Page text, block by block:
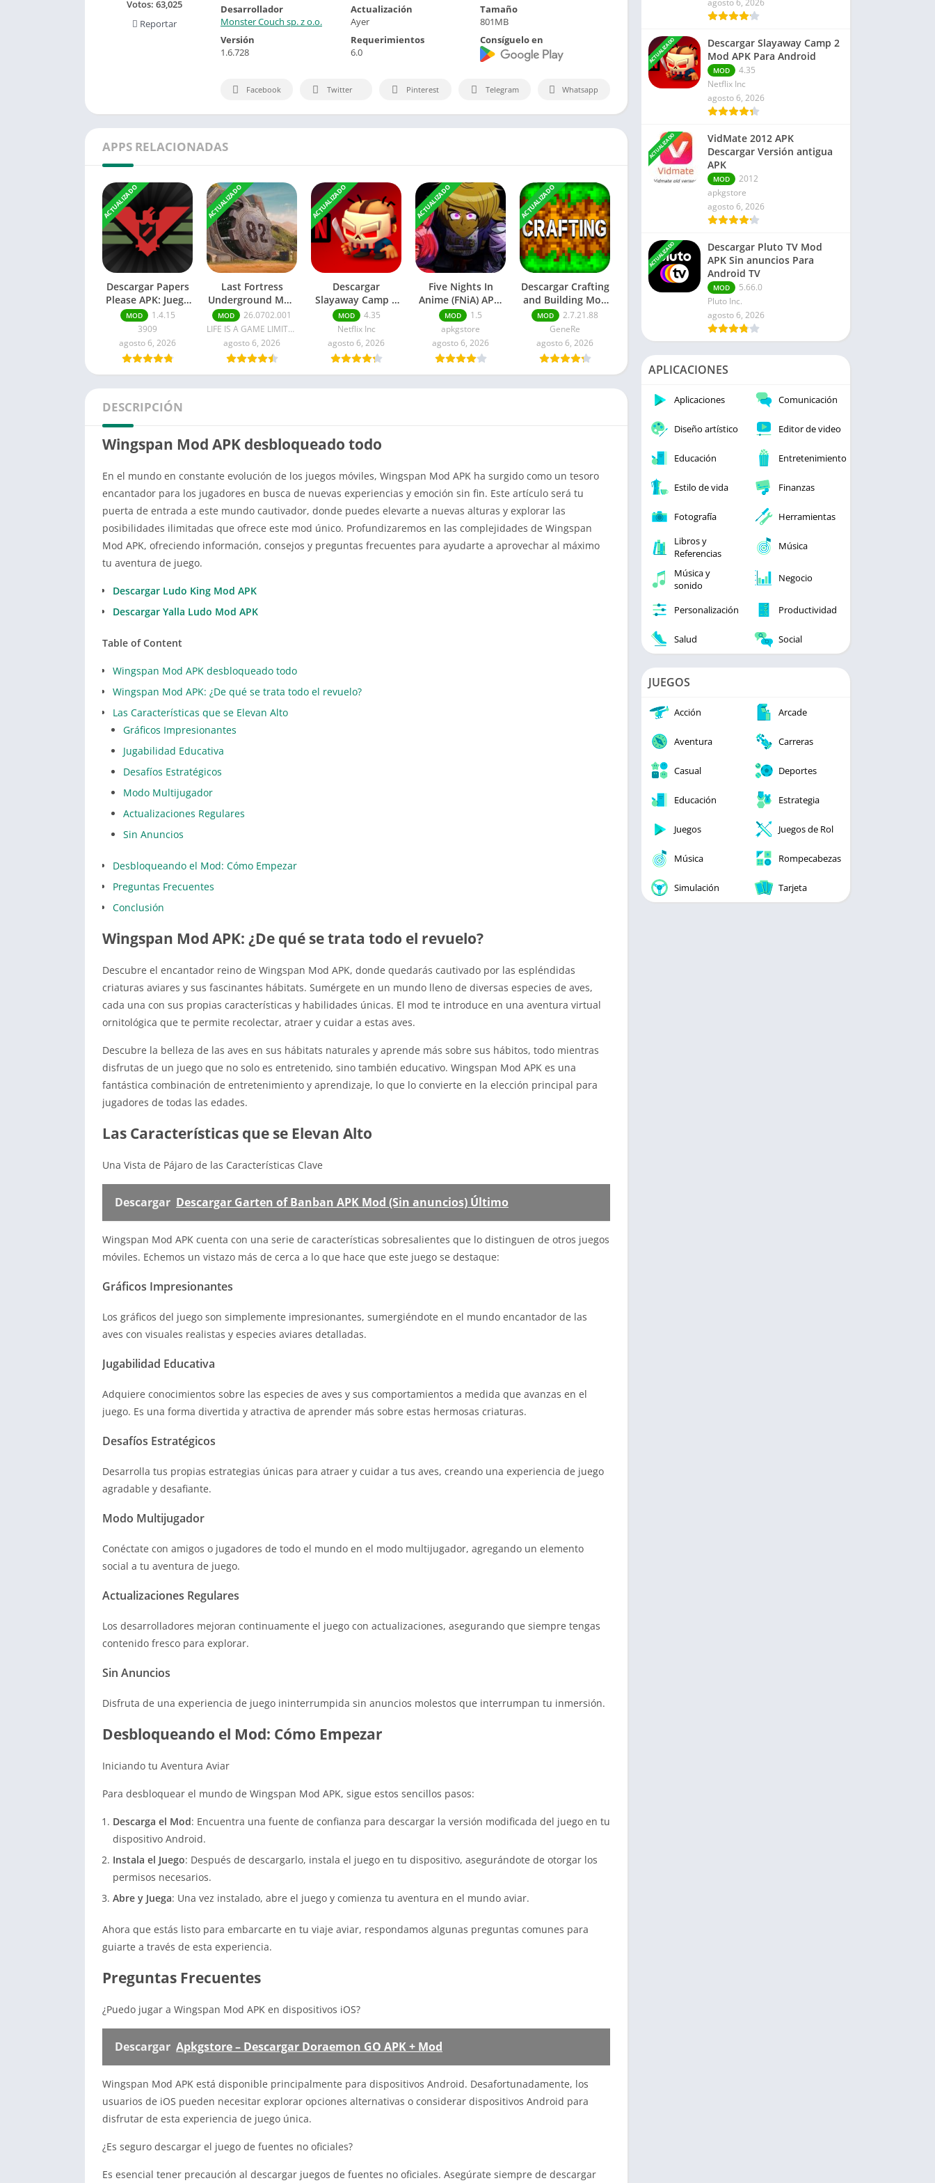
Finanzas
Libros y Referencias
Rompecabezas
Negocio
Votos: 63,025
Reportar
Desarrollador
Monster Couch sp. z o.o.
Actualización
Ayer
Tamaño
801MB
Versión
1.6.728
Requerimientos
6.0
Consíguelo en
Facebook Twitter Pinterest Telegram Whatsapp
APPS RELACIONADAS
ACTUALIZADO
Descargar Papers
Please APK: Juego
completo para
Android
MOD
1.4.15
3909
agosto 6, 2026
ACTUALIZADO
Last Fortress
Underground Mod
APK Última
versión
MOD
26.0702.001
LIFE IS A GAME LIMITED
agosto 6, 2026
ACTUALIZADO
Descargar
Slayaway Camp 2
Mod APK Para
Android
MOD
4.35
Netflix Inc
agosto 6, 2026
ACTUALIZADO
Five Nights In
Anime (FNiA) APK:
Remastered
MOD
1.5
apkgstore
agosto 6, 2026
ACTUALIZADO
Descargar Crafting
and Building Mod
APK Dinero
ilimitado
MOD
2.7.21.88
GeneRe
agosto 6, 2026
DESCRIPCIÓN
Wingspan Mod APK desbloqueado todo
En el mundo en constante evolución de los juegos móviles, Wingspan Mod APK ha surgido como un tesoro
encantador para los jugadores en busca de nuevas experiencias y emoción sin fin. Este artículo será tu
puerta de entrada a este mundo cautivador, donde puedes elevarte a nuevas alturas y explorar las
posibilidades ilimitadas que ofrece este mod único. Profundizaremos en las complejidades de Wingspan
Mod APK, ofreciendo información, consejos y preguntas frecuentes para ayudarte a aprovechar al máximo
tu aventura de juego.
Descargar Ludo King Mod APK
Descargar Yalla Ludo Mod APK
Table of Content
Wingspan Mod APK desbloqueado todo
Wingspan Mod APK: ¿De qué se trata todo el revuelo?
Las Características que se Elevan Alto
Gráficos Impresionantes
Jugabilidad Educativa
Desafíos Estratégicos
Modo Multijugador
Actualizaciones Regulares
Sin Anuncios
Desbloqueando el Mod: Cómo Empezar
Preguntas Frecuentes
Conclusión
Wingspan Mod APK: ¿De qué se trata todo el revuelo?
Descubre el encantador reino de Wingspan Mod APK, donde quedarás cautivado por las espléndidas
criaturas aviares y sus fascinantes hábitats. Sumérgete en un mundo lleno de diversas especies de aves,
cada una con sus propias características y habilidades únicas. El mod te introduce en una aventura virtual
ornitológica que te permite recolectar, atraer y cuidar a estas aves.
Descubre la belleza de las aves en sus hábitats naturales y aprende más sobre sus hábitos, todo mientras
disfrutas de un juego que no solo es entretenido, sino también educativo. Wingspan Mod APK es una
fantástica combinación de entretenimiento y aprendizaje, lo que lo convierte en la elección principal para
jugadores de todas las edades.
Las Características que se Elevan Alto
Una Vista de Pájaro de las Características Clave
Descargar Descargar Garten of Banban APK Mod (Sin anuncios) Último
Wingspan Mod APK cuenta con una serie de características sobresalientes que lo distinguen de otros juegos
móviles. Echemos un vistazo más de cerca a lo que hace que este juego se destaque:
Gráficos Impresionantes
Los gráficos del juego son simplemente impresionantes, sumergiéndote en el mundo encantador de las
aves con visuales realistas y especies aviares detalladas.
Jugabilidad Educativa
Adquiere conocimientos sobre las especies de aves y sus comportamientos a medida que avanzas en el
juego. Es una forma divertida y atractiva de aprender más sobre estas hermosas criaturas.
Desafíos Estratégicos
Desarrolla tus propias estrategias únicas para atraer y cuidar a tus aves, creando una experiencia de juego
agradable y desafiante.
Modo Multijugador
Conéctate con amigos o jugadores de todo el mundo en el modo multijugador, agregando un elemento
social a tu aventura de juego.
Actualizaciones Regulares
Los desarrolladores mejoran continuamente el juego con actualizaciones, asegurando que siempre tengas
contenido fresco para explorar.
Sin Anuncios
Disfruta de una experiencia de juego ininterrumpida sin anuncios molestos que interrumpan tu inmersión.
Desbloqueando el Mod: Cómo Empezar
Iniciando tu Aventura Aviar
Para desbloquear el mundo de Wingspan Mod APK, sigue estos sencillos pasos:
Descarga el Mod: Encuentra una fuente de confianza para descargar la versión modificada del juego en tu
dispositivo Android.
Instala el Juego: Después de descargarlo, instala el juego en tu dispositivo, asegurándote de otorgar los
permisos necesarios.
Abre y Juega: Una vez instalado, abre el juego y comienza tu aventura en el mundo aviar.
Ahora que estás listo para embarcarte en tu viaje aviar, respondamos algunas preguntas comunes para
guiarte a través de esta experiencia.
Preguntas Frecuentes
¿Puedo jugar a Wingspan Mod APK en dispositivos iOS?
Descargar Apkgstore – Descargar Doraemon GO APK + Mod
Wingspan Mod APK está disponible principalmente para dispositivos Android. Desafortunadamente, los
usuarios de iOS pueden necesitar explorar opciones alternativas o considerar dispositivos Android para
disfrutar de esta experiencia de juego única.
¿Es seguro descargar el juego de fuentes no oficiales?
Es esencial tener precaución al descargar juegos de fuentes no oficiales. Asegúrate siempre de descargar
agosto 6, 2026
ACTUALIZADO
Descargar Slayaway Camp 2
Mod APK Para Android
MOD
4.35
Netflix Inc
agosto 6, 2026
ACTUALIZADO
VidMate 2012 APK
Descargar Versión antigua
APK
MOD
2012
apkgstore
agosto 6, 2026
ACTUALIZADO
Descargar Pluto TV Mod
APK Sin anuncios Para
Android TV
MOD
5.66.0
Pluto Inc.
agosto 6, 2026
APLICACIONES
Aplicaciones Comunicación
Diseño artístico Editor de video
Educación Entretenimiento
Estilo de vida Finanzas
Fotografía
Herramientas
Libros y
Referencias
Música
Música y
sonido
Negocio
Personalización Productividad
Salud Social
JUEGOS
Acción Arcade
Aventura Carreras
Casual Deportes
Educación Estrategia
Juegos Juegos de Rol
Música Rompecabezas
Simulación Tarjeta